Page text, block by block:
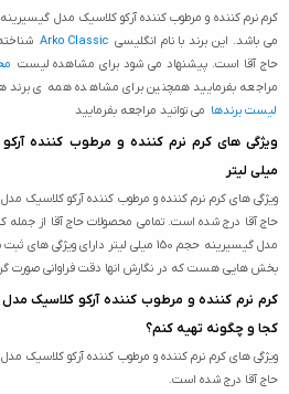
کرم نرم کننده و مرطوب کننده آرکو کلاسیک مدل گیسیرینه حجم 150 میلی لیتر
می باشد. این برند با نام انگلیسی Arko Classic
حاج آقا است. پیشنهاد می شود برای مشاهده لیست
مراجعه بفرمایید همچنین برای مشاهده همه ی برند
لیست برندها می توانید مراجعه بفرمایید
میلی لیتر
حاج آقا درج شده است. تمامی محصولات حاج آقا از جمله
مدل گیسیرینه حجم 150 میلی لیتر دارای
بخش هایی هست که در نگارش انها دقت فراوانی صورت
کجا و چگونه تهیه کنم؟
حاج آقا درج شده است.